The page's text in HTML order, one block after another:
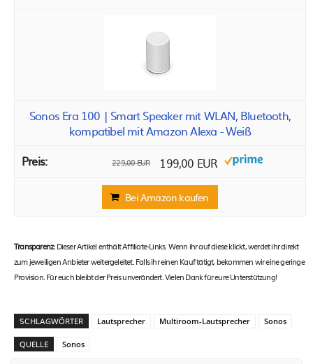
Sonos Era 100 | Smart Speaker mit WLAN, Bluetooth,
kompatibel mit Amazon Alexa - Weiß
229,00 EUR 199,00 EUR
Bei Amazon kaufen
Transparenz:Dieser Artikel enthält Affiliate-Links. Wenn ihr auf diese klickt, werdet ihr direkt
zum jeweiligen Anbieter weitergeleitet. Falls ihr einen Kauf tätigt, bekommen wir eine geringe
Provision. Für euch bleibt der Preis unverändert. Vielen Dank für eure Unterstützung!
SCHLAGWÖRTER Lautsprecher Multiroom-Lautsprecher Sonos
QUELLE Sonos